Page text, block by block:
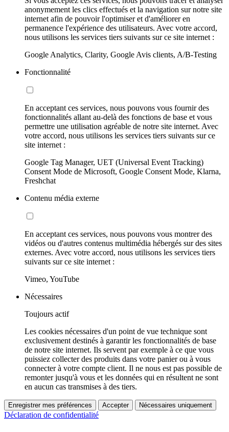
anonymement les clics effectués et la navigation sur notre site
internet afin de pouvoir l'optimiser et d'améliorer en
permanence l'expérience des utilisateurs. Avec votre accord,
nous utilisons les services tiers suivants sur ce site internet :
Google Analytics, Clarity, Google Avis clients, A/B-Testing
Fonctionnalité
En acceptant ces services, nous pouvons vous fournir des
fonctionnalités allant au-delà des fonctions de base et vous
permettre une utilisation agréable de notre site internet. Avec
votre accord, nous utilisons les services tiers suivants sur ce
site internet :
Google Tag Manager, UET (Universal Event Tracking)
Consent Mode de Microsoft, Google Consent Mode, Klarna,
Freshchat
Contenu média externe
En acceptant ces services, nous pouvons vous montrer des
vidéos ou d'autres contenus multimédia hébergés sur des sites
externes. Avec votre accord, nous utilisons les services tiers
suivants sur ce site internet :
Vimeo, YouTube
Nécessaires
Toujours actif
Les cookies nécessaires d'un point de vue technique sont
exclusivement destinés à garantir les fonctionnalités de base
de notre site internet. Ils servent par exemple à ce que vous
puissiez collecter des produits dans votre panier ou à vous
connecter à votre compte client. Il ne nous est pas possible de
remonter jusqu'à vous et les données qui en résultent ne sont
en aucun cas transmises à des tiers.
Enregistrer mes préférences Accepter Nécessaires uniquement
Déclaration de confidentialité